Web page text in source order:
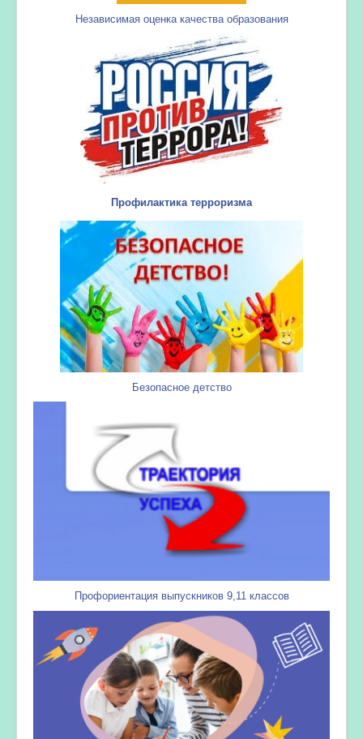
Независимая оценка качества образования
Профилактика терроризма
Безопасное детство
Профориентация выпускников 9,11 классов